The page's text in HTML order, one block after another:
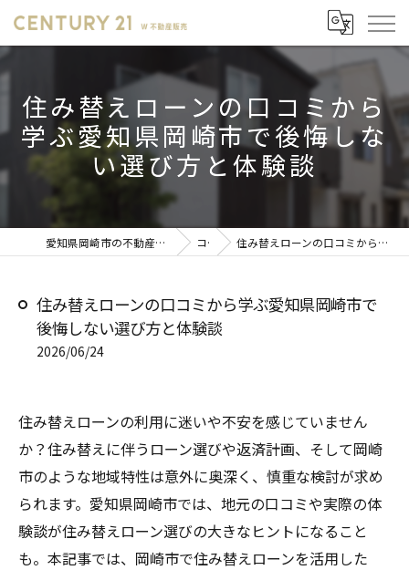
住み替えローンの口コミから
学ぶ愛知県岡崎市で後悔しな
い選び方と体験談
愛知県岡崎市の不動産売却ならセンチュリー21 W不動産販売 コラム 住み替えローンの口コミから学ぶ愛知県岡崎市で後悔しない選び方と体験談
住み替えローンの口コミから学ぶ愛知県岡崎市で
後悔しない選び方と体験談
2026/06/24
住み替えローンの利用に迷いや不安を感じていません
か？住み替えに伴うローン選びや返済計画、そして岡崎
市のような地域特性は意外に奥深く、慎重な検討が求め
られます。愛知県岡崎市では、地元の口コミや実際の体
験談が住み替えローン選びの大きなヒントになること
も。本記事では、岡崎市で住み替えローンを活用した